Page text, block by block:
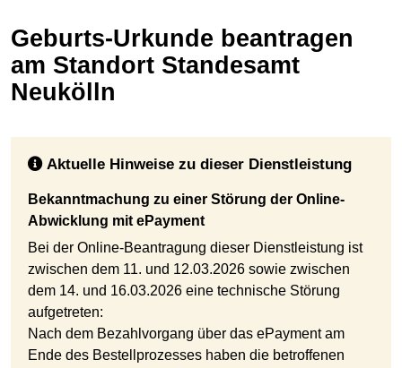
Geburts-Urkunde beantragen
am Standort Standesamt
Neukölln
Aktuelle Hinweise zu dieser Dienstleistung
Bekanntmachung zu einer Störung der Online-
Abwicklung mit ePayment
Bei der Online-Beantragung dieser Dienstleistung ist
zwischen dem 11. und 12.03.2026 sowie zwischen
dem 14. und 16.03.2026 eine technische Störung
aufgetreten:
Nach dem Bezahlvorgang über das ePayment am
Ende des Bestellprozesses haben die betroffenen